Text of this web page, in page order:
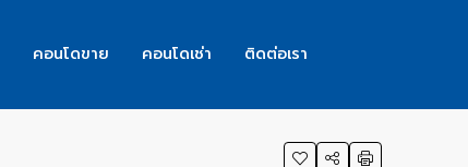
คอนโดขาย คอนโดเช่า ติดต่อเรา